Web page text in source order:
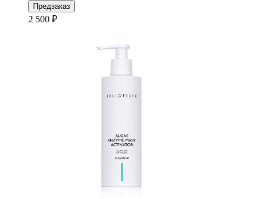
Предзаказ
2 500 ₽